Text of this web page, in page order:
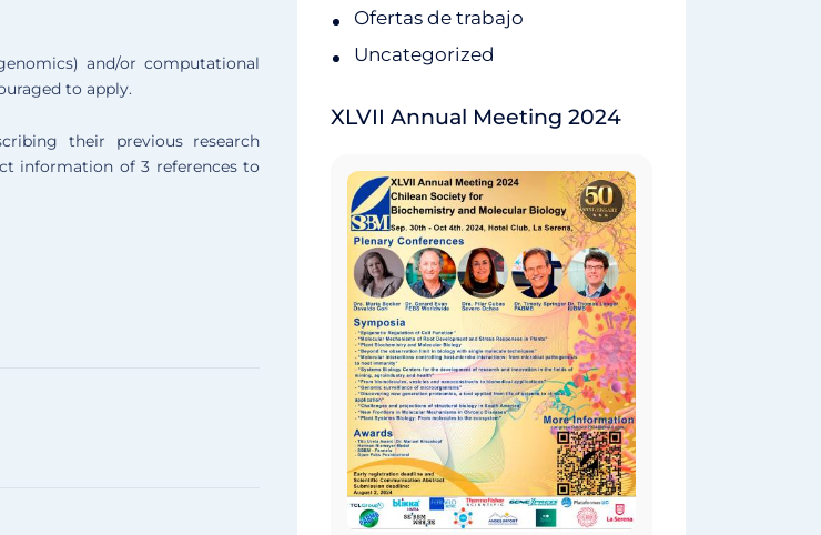
and/or computational
to apply.
their previous research
information of 3 references to
Ofertas de trabajo
Uncategorized
XLVII Annual Meeting 2024